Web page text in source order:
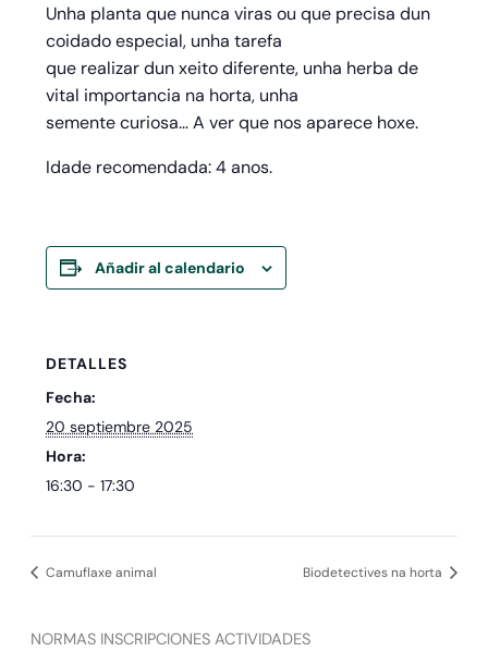
Unha planta que nunca viras ou que precisa dun
coidado especial, unha tarefa
que realizar dun xeito diferente, unha herba de
vital importancia na horta, unha
semente curiosa… A ver que nos aparece hoxe.
Idade recomendada: 4 anos.
Añadir al calendario
DETALLES
Fecha:
20 septiembre 2025
Hora:
16:30 - 17:30
Camuflaxe animal Biodetectives na horta
NORMAS INSCRIPCIONES ACTIVIDADES